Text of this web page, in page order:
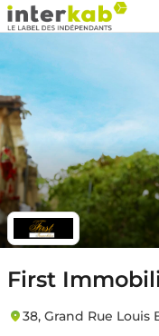
First
38, Grand Rue Louis